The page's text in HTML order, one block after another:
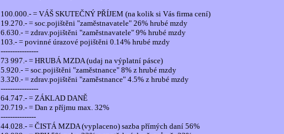
100.000.- = VÁŠ SKUTEČNÝ PŘÍJEM (na kolik si Vás firma cení)
19.270.- = soc.pojištěni "zaměstnavatele" 26% hrubé mzdy
6.630.- = zdrav.pojištěni "zaměstnavatele" 9% hrubé mzdy
103.- = povinné úrazové pojištěni 0.14% hrubé mzdy
----------------
73 997.- = HRUBÁ MZDA (udaj na výplatní pásce)
5.920.- = soc.pojištěni "zaměstnance" 8% z hrubé mzdy
3.320.- = zdrav.pojištěni "zaměstnance" 4.5% z hrubé mzdy
----------------
64.747.- = ZÁKLAD DANĚ
20.719.- = Dan z příjmu max. 32%
---------------
44.028.- = ČISTÁ MZDA (vyplaceno) sazba přímých daní 56%